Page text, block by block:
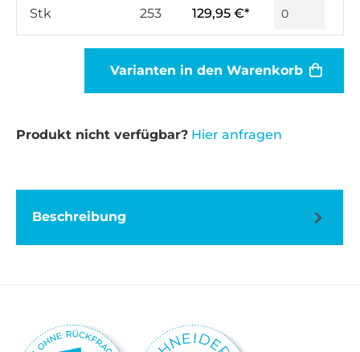
Stk 253 129,95 €*
Varianten in den Warenkorb
Produkt nicht verfügbar? Hier anfragen
Beschreibung